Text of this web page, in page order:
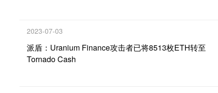
2023-07-03
派盾：Uranium Finance攻击者已将8513枚ETH转至
Tornado Cash